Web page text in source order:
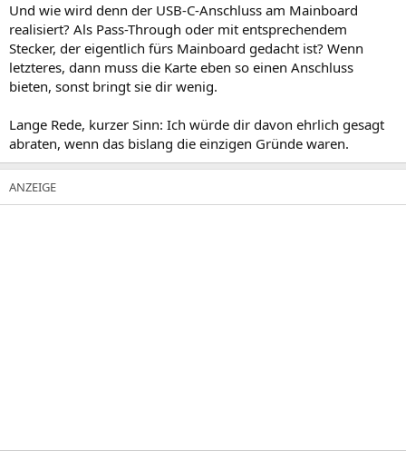
Und wie wird denn der USB-C-Anschluss am Mainboard
realisiert? Als Pass-Through oder mit entsprechendem
Stecker, der eigentlich fürs Mainboard gedacht ist? Wenn
letzteres, dann muss die Karte eben so einen Anschluss
bieten, sonst bringt sie dir wenig.
Lange Rede, kurzer Sinn: Ich würde dir davon ehrlich gesagt
abraten, wenn das bislang die einzigen Gründe waren.